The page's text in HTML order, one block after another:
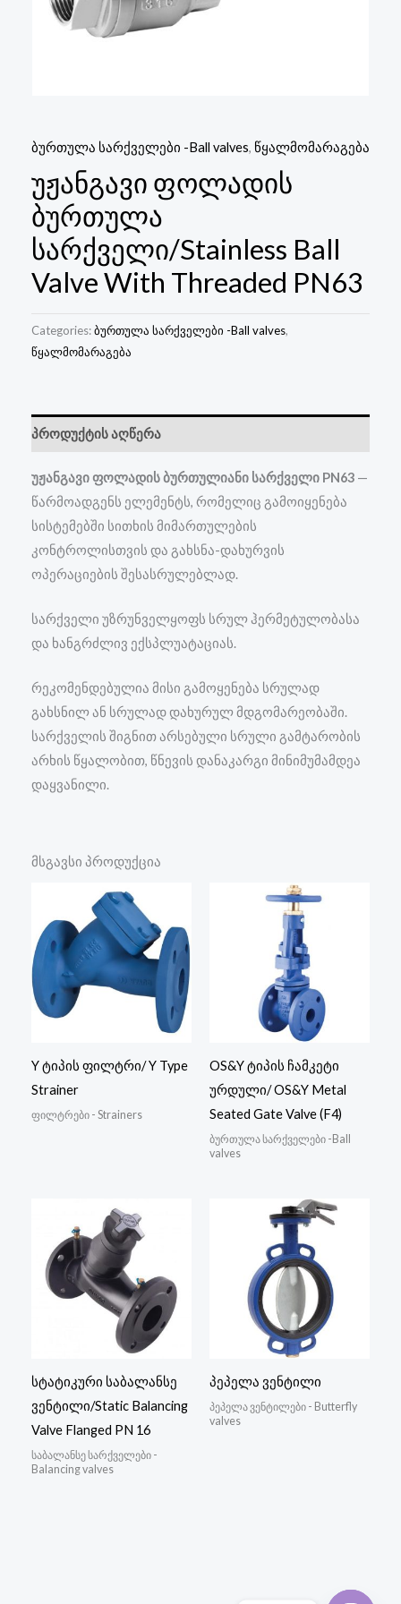
ბურთულა სარქველები -Ball valves, წყალმომარაგება
უჟანგავი ფოლადის
ბურთულა
სარქველი/Stainless Ball
Valve With Threaded PN63
Categories:ბურთულა სარქველები -Ball valves,
წყალმომარაგება
პროდუქტის აღწერა
უჟანგავი ფოლადის ბურთულიანი სარქველი PN63 —
წარმოადგენს ელემენტს, რომელიც გამოიყენება
სისტემებში სითხის მიმართულების
კონტროლისთვის და გახსნა-დახურვის
ოპერაციების შესასრულებლად.
სარქველი უზრუნველყოფს სრულ ჰერმეტულობასა
და ხანგრძლივ ექსპლუატაციას.
რეკომენდებულია მისი გამოყენება სრულად
გახსნილ ან სრულად დახურულ მდგომარეობაში.
სარქველის შიგნით არსებული სრული გამტარობის
არხის წყალობით, წნევის დანაკარგი მინიმუმამდეა
დაყვანილი.
მსგავსი პროდუქცია
Y ტიპის ფილტრი/ Y Type
Strainer
ფილტრები - Strainers
OS&Y ტიპის ჩამკეტი
ურდული/ OS&Y Metal
Seated Gate Valve (F4)
ბურთულა სარქველები -Ball
valves
სტატიკური საბალანსე
ვენტილი/Static Balancing
Valve Flanged PN 16
საბალანსე სარქველები -
Balancing valves
პეპელა ვენტილი
პეპელა ვენტილები - Butterfly
valves